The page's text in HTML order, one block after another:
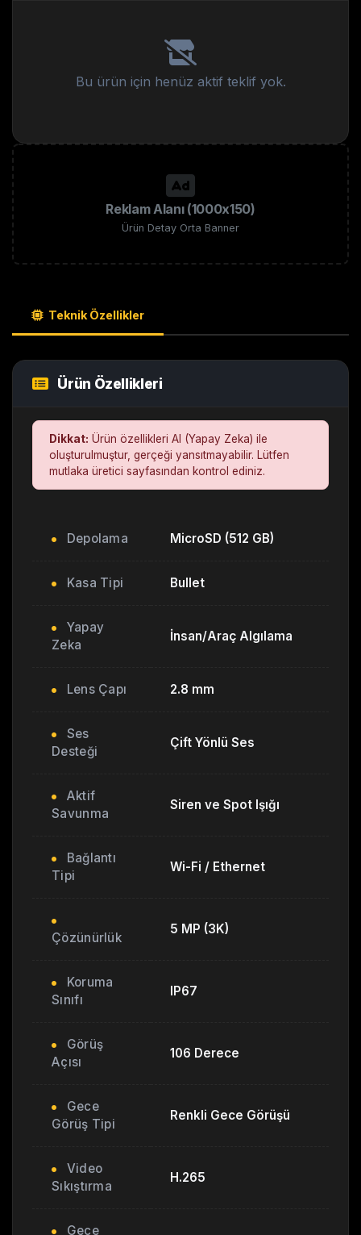
Bu ürün için henüz aktif teklif yok.
Reklam Alanı (1000x150)
Ürün Detay Orta Banner
Teknik Özellikler
Ürün Özellikleri
Dikkat: Ürün özellikleri AI (Yapay Zeka) ile
oluşturulmuştur, gerçeği yansıtmayabilir. Lütfen
mutlaka üretici sayfasından kontrol ediniz.
Depolama MicroSD (512 GB)
Kasa Tipi Bullet
Yapay
Zeka
İnsan/Araç Algılama
Lens Çapı 2.8 mm
Ses
Desteği
Çift Yönlü Ses
Aktif
Savunma
Siren ve Spot Işığı
Bağlantı
Tipi
Wi-Fi / Ethernet
Çözünürlük
5 MP (3K)
Koruma
Sınıfı
IP67
Görüş
Açısı
106 Derece
Gece
Görüş Tipi
Renkli Gece Görüşü
Video
Sıkıştırma
H.265
Gece